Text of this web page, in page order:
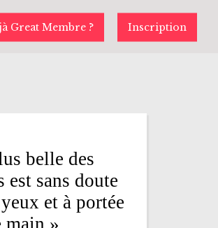
Great Membre ? Inscription
belle des
est sans doute
et à portée
main »